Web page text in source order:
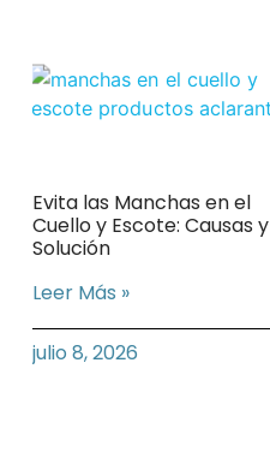
Evita las Manchas en el
Cuello y Escote: Causas y
Solución
Leer Más »
julio 8, 2026